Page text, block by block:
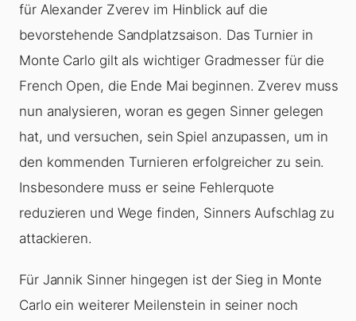
für Alexander Zverev im Hinblick auf die
bevorstehende Sandplatzsaison. Das Turnier in
Monte Carlo gilt als wichtiger Gradmesser für die
French Open, die Ende Mai beginnen. Zverev muss
nun analysieren, woran es gegen Sinner gelegen
hat, und versuchen, sein Spiel anzupassen, um in
den kommenden Turnieren erfolgreicher zu sein.
Insbesondere muss er seine Fehlerquote
reduzieren und Wege finden, Sinners Aufschlag zu
attackieren.
Für Jannik Sinner hingegen ist der Sieg in Monte
Carlo ein weiterer Meilenstein in seiner noch